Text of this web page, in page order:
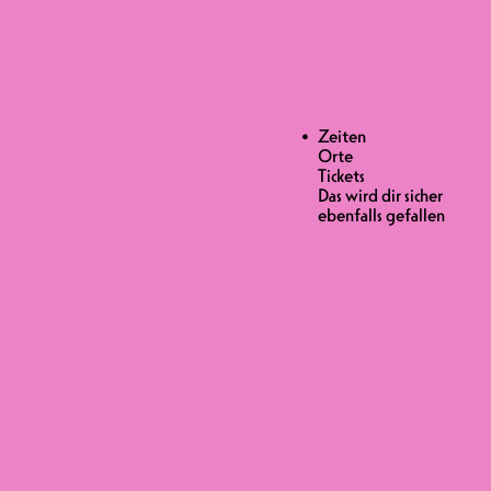
Zeiten
Orte
Tickets
Das wird dir sicher
ebenfalls gefallen
35.-
Stand-up-Comedians. Der
und einer verwirrenden
mit Julie Ferrier. Neben der
3 oder in Les Beaux Parleurs
in Belgien gewonnen, und weil